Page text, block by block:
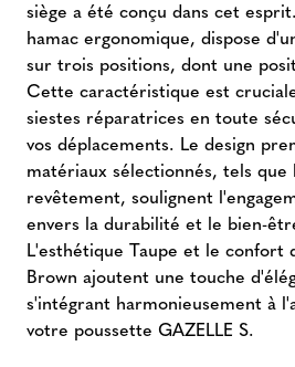
siège a été conçu dans cet
hamac ergonomique, dispose
sur trois positions, dont une
Cette caractéristique est
siestes réparatrices en toute
vos déplacements. Le design
matériaux sélectionnés, tels que
revêtement, soulignent
envers la durabilité et le bien-
L'esthétique Taupe et le confort
Brown ajoutent une touche
s'intégrant harmonieusement à
votre poussette GAZELLE S.